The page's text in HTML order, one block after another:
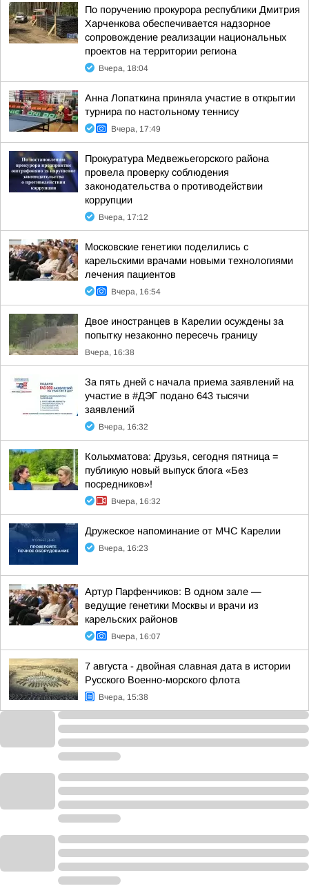
По поручению прокурора республики Дмитрия
Харченкова обеспечивается надзорное
сопровождение реализации национальных
проектов на территории региона
Вчера, 18:04
Анна Лопаткина приняла участие в открытии
турнира по настольному теннису
Вчера, 17:49
Прокуратура Медвежьегорского района
провела проверку соблюдения
законодательства о противодействии
коррупции
Вчера, 17:12
Московские генетики поделились с
карельскими врачами новыми технологиями
лечения пациентов
Вчера, 16:54
Двое иностранцев в Карелии осуждены за
попытку незаконно пересечь границу
Вчера, 16:38
За пять дней с начала приема заявлений на
участие в #ДЭГ подано 643 тысячи
заявлений
Вчера, 16:32
Колыхматова: Друзья, сегодня пятница =
публикую новый выпуск блога «Без
посредников»!
Вчера, 16:32
Дружеское напоминание от МЧС Карелии
Вчера, 16:23
Артур Парфенчиков: В одном зале —
ведущие генетики Москвы и врачи из
карельских районов
Вчера, 16:07
7 августа - двойная славная дата в истории
Русского Военно-морского флота
Вчера, 15:38